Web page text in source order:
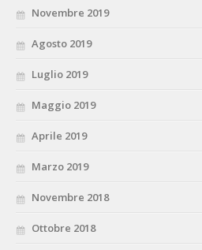
Novembre 2019
Agosto 2019
Luglio 2019
Maggio 2019
Aprile 2019
Marzo 2019
Novembre 2018
Ottobre 2018